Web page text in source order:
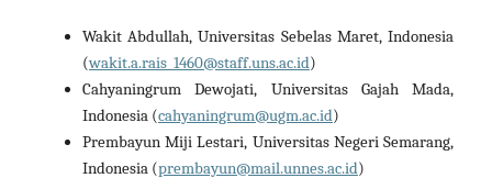
Wakit Abdullah, Universitas Sebelas Maret, Indonesia
(wakit.a.rais_1460@staff.uns.ac.id)
Cahyaningrum Dewojati, Universitas Gajah Mada,
Indonesia (cahyaningrum@ugm.ac.id)
Prembayun Miji Lestari, Universitas Negeri Semarang,
Indonesia (prembayun@mail.unnes.ac.id)